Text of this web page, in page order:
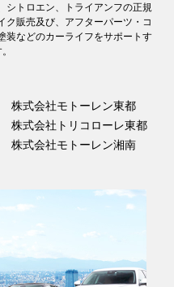
シトロエン、トライアンフの正規
ク販売及び、アフターパーツ・コ
装などのカーライフをサポートす
株式会社モトーレン東都
株式会社トリコローレ東都
株式会社モトーレン湘南